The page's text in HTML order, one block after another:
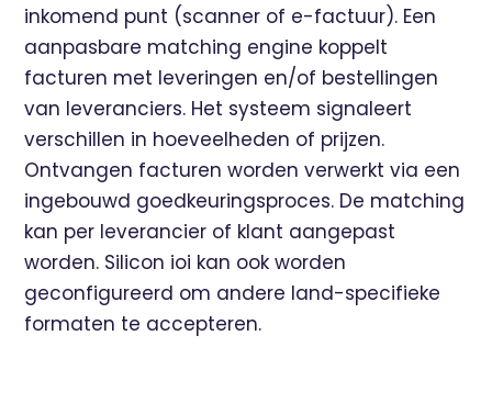
inkomend punt (scanner of e-factuur). Een
aanpasbare matching engine koppelt
facturen met leveringen en/of bestellingen
van leveranciers. Het systeem signaleert
verschillen in hoeveelheden of prijzen.
Ontvangen facturen worden verwerkt via een
ingebouwd goedkeuringsproces. De matching
kan per leverancier of klant aangepast
worden. Silicon ioi kan ook worden
geconfigureerd om andere land-specifieke
formaten te accepteren.